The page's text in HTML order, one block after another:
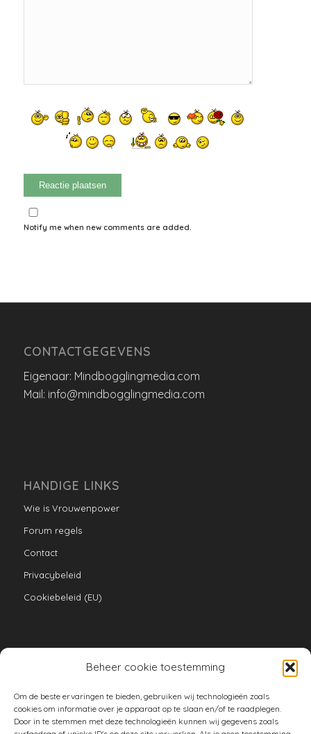
Beheer cookie toestemming
Om de beste ervaringen te bieden, gebruiken wij technologieën zoals
cookies om informatie over je apparaat op te slaan en/of te raadplegen.
Door in te stemmen met deze technologieën kunnen wij gegevens zoals
Notify me when new comments are added.
CONTACTGEGEVENS
Eigenaar: Mindbogglingmedia.com
Mail: info@mindbogglingmedia.com
HANDIGE LINKS
Wie is Vrouwenpower
Forum regels
Contact
Privacybeleid
Cookiebeleid (EU)
armoe keuken
duurzaam